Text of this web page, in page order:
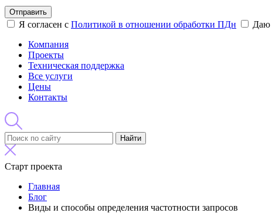
Отправить
Я согласен с Политикой в отношении обработки ПДн Даю
Компания
Проекты
Техническая поддержка
Все услуги
Цены
Контакты
Найти
Старт проекта
Главная
Блог
Виды и способы определения частотности запросов